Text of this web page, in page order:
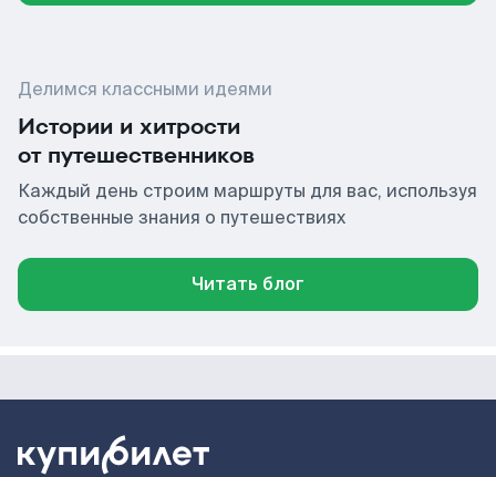
Делимся классными идеями
Истории и хитрости
от путешественников
Каждый день строим маршруты для вас, используя
собственные знания о путешествиях
Читать блог